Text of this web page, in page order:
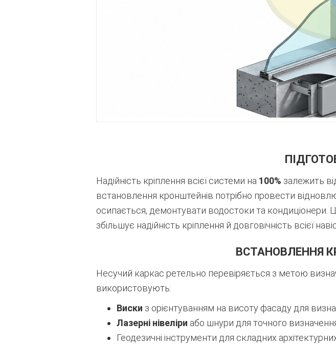
Надійність кріплення всієї системи на 100% залежить
встановлення кронштейнів потрібно провести
осипається, демонтувати водостоки та
збільшує надійність кріплення й довговічність всієї
ВСТАНОВЛЕННЯ
Несучий каркас ретельно перевіряється з метою
використовують:
Виски з орієнтуванням на висоту фасаду для
Лазерні нівеліри або шнури для точного
Геодезичні інструменти для складних